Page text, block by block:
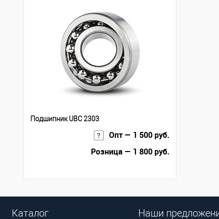
Подшипник UBC 2303
Опт — 1 500 руб.
Розница — 1 800 руб.
Каталог Наши